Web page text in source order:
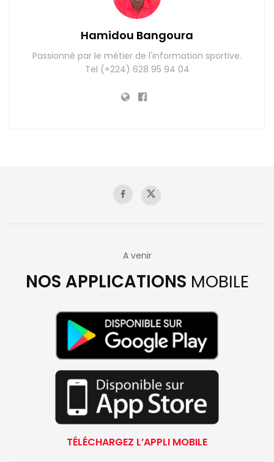
Hamidou Bangoura
Passionné par le métier de l'information sportive.
Tel (+224) 628 95 94 04
A venir
NOS APPLICATIONS MOBILE
TÉLÉCHARGEZ L’APPLI MOBILE